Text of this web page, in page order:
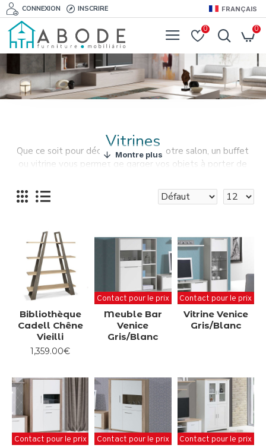
CONNEXION INSCRIRE FRANÇAIS
0 0
Vitrines
Que ce soit pour décorer ou ranger votre salon, un buffet
ou vitrine vous permet de garder vos objets à porter de
Nos buffets et vitrines sous toutes les formes et les
styles, s’adaptent à tous les espaces.
roulettes, traditionnelles ou modernes.
Abodefurniture offre beaucoup de solutions de rangement
salon.
Bibliothèque
Cadell Chêne
Vieilli
1,359.00€
Contact pour le prix
Meuble Bar
Venice
Gris/Blanc
Contact pour le prix
Vitrine Venice
Gris/Blanc
Contact pour le prix Contact pour le prix Contact pour le prix